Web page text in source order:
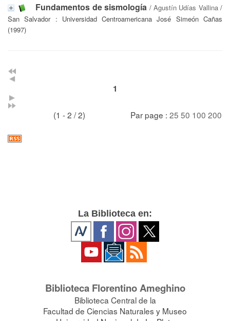
Fundamentos de sismología / Agustín Udías Vallina/
San Salvador : Universidad Centroamericana José Simeón Cañas
(1997)
1
(1 - 2 / 2) Par page : 25 50 100 200
La Biblioteca en:
Biblioteca Florentino Ameghino
Biblioteca Central de la
Facultad de Ciencias Naturales y Museo